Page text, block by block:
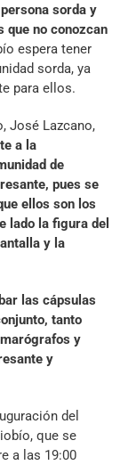
sorda y
que no conozcan
espera tener
sorda, ya
para ellos.
José Lazcano,
a la
de
pues se
ellos son los
lado la figura del
y la
las cápsulas
tanto
y
y
del
que se
a las 19:00